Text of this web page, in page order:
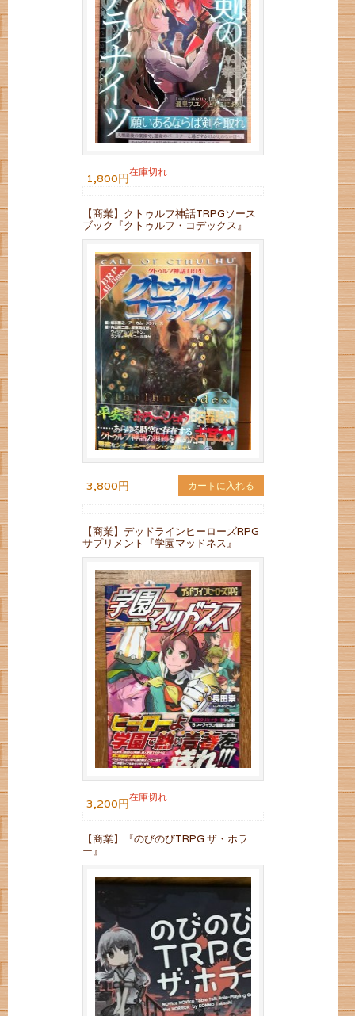
1,800円在庫切れ
【商業】クトゥルフ神話TRPGソース
ブック『クトゥルフ・コデックス』
3,800円 カートに入れる
【商業】デッドラインヒーローズRPG
サプリメント『学園マッドネス』
3,200円在庫切れ
【商業】『のびのびTRPG ザ・ホラ
ー』